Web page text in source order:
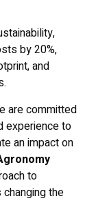
by 20%,
and
are committed
experience to
an impact on
to
the